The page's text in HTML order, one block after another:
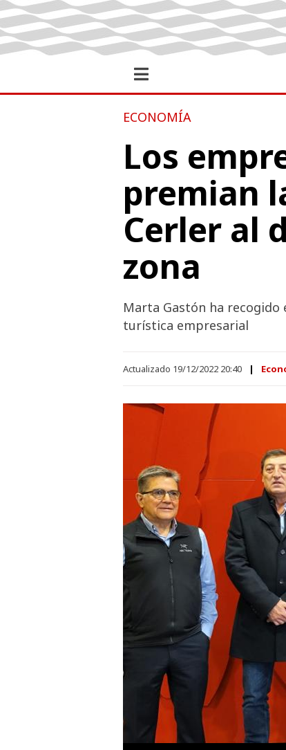
ECONOMÍA
Los
premian
Cerler al
zona
Marta Gastón ha recogido
turística empresarial
Actualizado 19/12/2022 20:40